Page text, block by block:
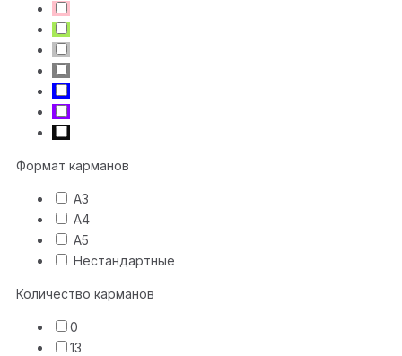
Формат карманов
А3
А4
А5
Нестандартные
Количество карманов
0
13